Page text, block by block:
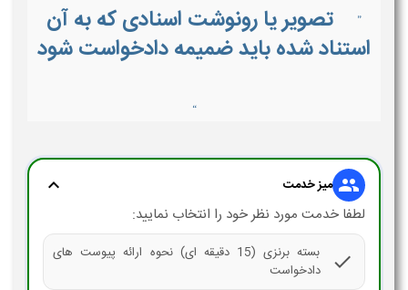
”
تصویر یا رونوشت اسنادی که به آن
استناد شده باید ضمیمه دادخواست شود
“
group میز خدمت expand_more
لطفا خدمت مورد نظر خود را انتخاب نمایید:
check
بسته برنزی (15 دقیقه ای) نحوه ارائه پیوست های
دادخواست